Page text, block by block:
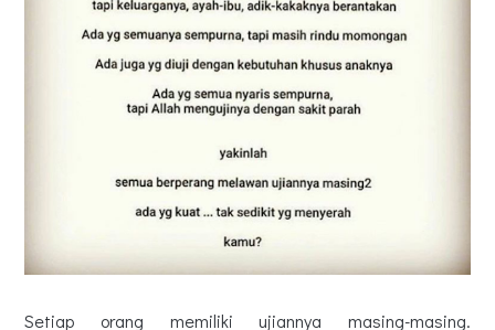
Setiap orang memiliki ujiannya masing-masing.